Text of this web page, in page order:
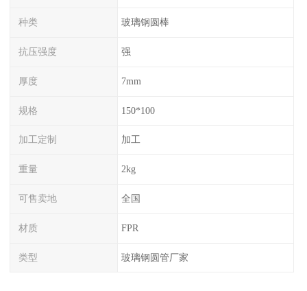
种类 玻璃钢圆棒
抗压强度 强
厚度 7mm
规格 150*100
加工定制 加工
重量 2kg
可售卖地 全国
材质 FPR
类型 玻璃钢圆管厂家